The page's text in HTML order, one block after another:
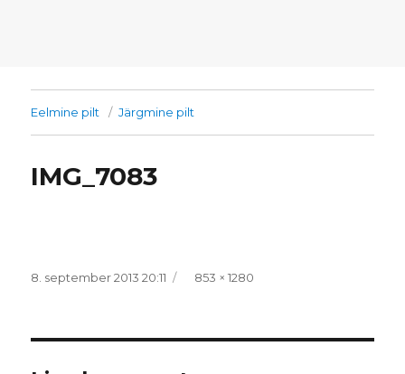
Eelmine pilt Järgmine pilt
IMG_7083
Postitatud
8. september 2013 20:11 Täissuurus
853 × 1280